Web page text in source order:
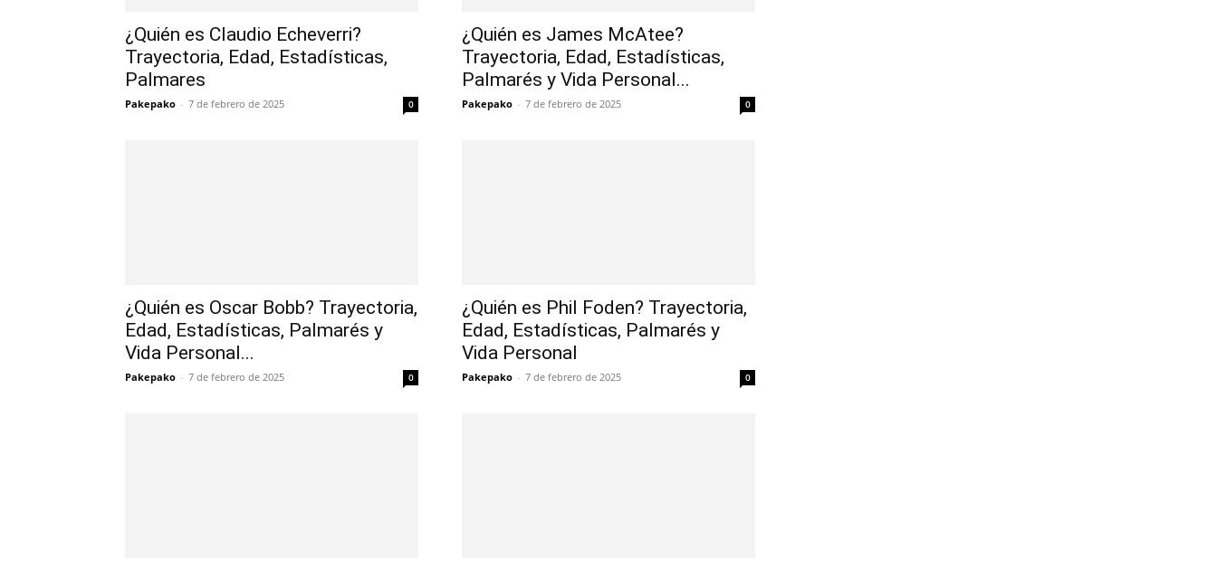
¿Quién es Claudio Echeverri?
Trayectoria, Edad, Estadísticas,
Palmares
Pakepako - 7 de febrero de 2025 0
¿Quién es James McAtee?
Trayectoria, Edad, Estadísticas,
Palmarés y Vida Personal...
Pakepako - 7 de febrero de 2025 0
¿Quién es Oscar Bobb? Trayectoria,
Edad, Estadísticas, Palmarés y
Vida Personal...
Pakepako - 7 de febrero de 2025 0
¿Quién es Phil Foden? Trayectoria,
Edad, Estadísticas, Palmarés y
Vida Personal
Pakepako - 7 de febrero de 2025 0